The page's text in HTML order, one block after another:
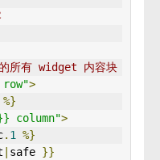
所有 widget 内容块
>
%}
column">
. 1
%}
| safe }}